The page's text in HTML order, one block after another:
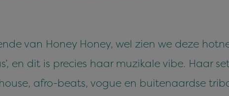
van Honey Honey, wel zien we deze
en dit is precies haar muzikale vibe. Haar
afro-beats, vogue en buitenaardse